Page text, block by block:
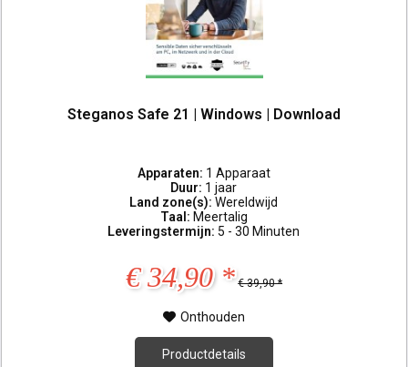
Steganos Safe 21 | Windows | Download
Apparaten: 1 Apparaat
Duur: 1 jaar
Land zone(s):Wereldwijd
Taal: Meertalig
Leveringstermijn: 5 - 30 Minuten
€ 34,90 * € 39,90 *
Onthouden
Productdetails